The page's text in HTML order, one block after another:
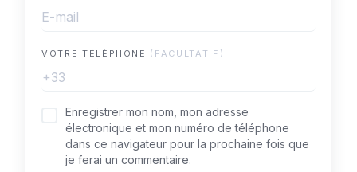
VOTRE TÉLÉPHONE (FACULTATIF)
+33
Enregistrer mon nom, mon adresse
électronique et mon numéro de téléphone
dans ce navigateur pour la prochaine fois que
je ferai un commentaire.